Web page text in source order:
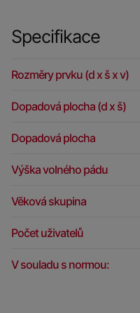
Specifikace
Rozměry prvku (d x š x v)
Dopadová plocha (d x š)
Dopadová plocha
Výška volného pádu
Věková skupina
Počet uživatelů
V souladu s normou: